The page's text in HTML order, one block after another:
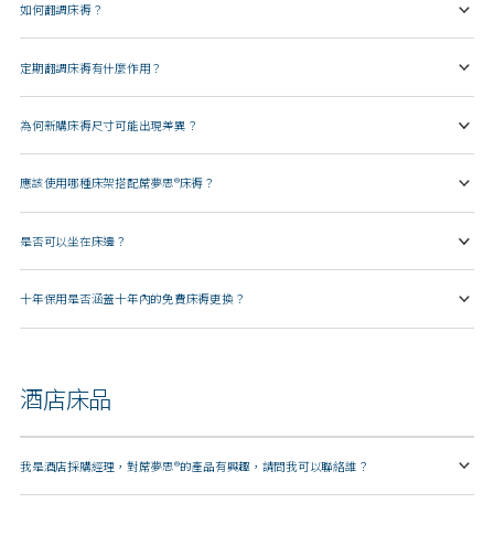
如何翻調床褥？
定期翻調床褥有什麼作用？
為何新購床褥尺寸可能出現差異？
應該使用哪種床架搭配蓆夢思®床褥？
是否可以坐在床邊？
十年保用是否涵蓋十年內的免費床褥更換？
酒店床品
我是酒店採購經理，對蓆夢思®的產品有興趣，請問我可以聯絡誰？